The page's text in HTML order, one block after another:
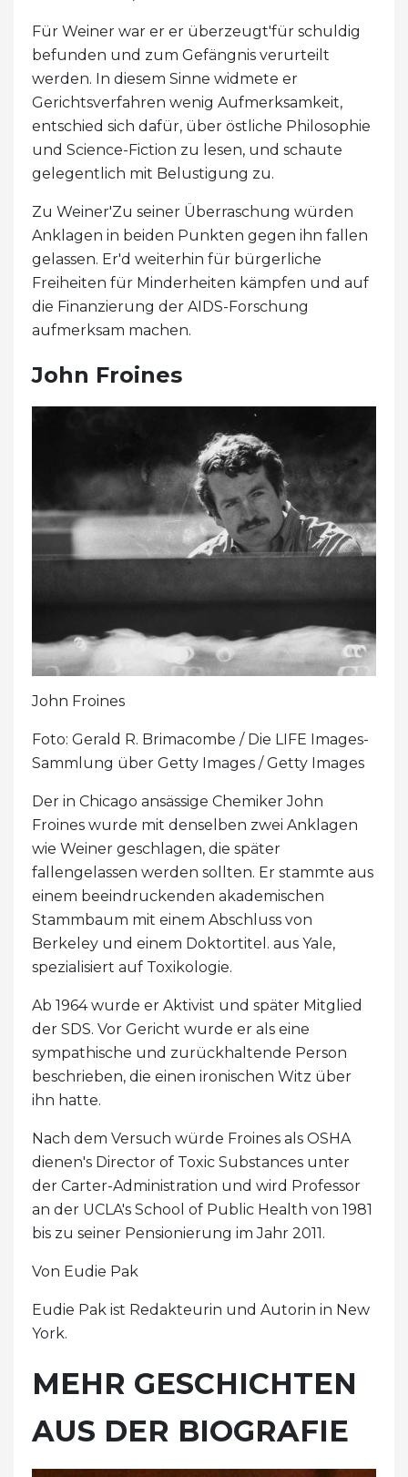
Für Weiner war er er überzeugt'für schuldig
befunden und zum Gefängnis verurteilt
werden. In diesem Sinne widmete er
Gerichtsverfahren wenig Aufmerksamkeit,
entschied sich dafür, über östliche Philosophie
und Science-Fiction zu lesen, und schaute
gelegentlich mit Belustigung zu.
Zu Weiner'Zu seiner Überraschung würden
Anklagen in beiden Punkten gegen ihn fallen
gelassen. Er'd weiterhin für bürgerliche
Freiheiten für Minderheiten kämpfen und auf
die Finanzierung der AIDS-Forschung
aufmerksam machen.
John Froines
John Froines
Foto: Gerald R. Brimacombe / Die LIFE Images-
Sammlung über Getty Images / Getty Images
Der in Chicago ansässige Chemiker John
Froines wurde mit denselben zwei Anklagen
wie Weiner geschlagen, die später
fallengelassen werden sollten. Er stammte aus
einem beeindruckenden akademischen
Stammbaum mit einem Abschluss von
Berkeley und einem Doktortitel. aus Yale,
spezialisiert auf Toxikologie.
Ab 1964 wurde er Aktivist und später Mitglied
der SDS. Vor Gericht wurde er als eine
sympathische und zurückhaltende Person
beschrieben, die einen ironischen Witz über
ihn hatte.
Nach dem Versuch würde Froines als OSHA
dienen's Director of Toxic Substances unter
der Carter-Administration und wird Professor
an der UCLA's School of Public Health von 1981
bis zu seiner Pensionierung im Jahr 2011.
Von Eudie Pak
Eudie Pak ist Redakteurin und Autorin in New
York.
MEHR GESCHICHTEN
AUS DER BIOGRAFIE